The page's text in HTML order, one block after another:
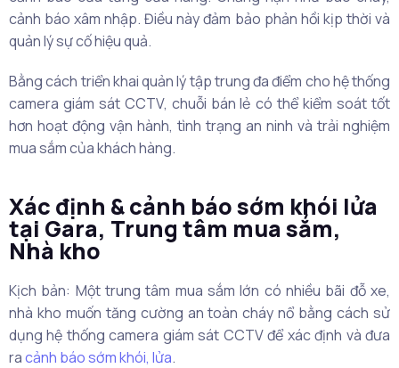
cảnh báo xâm nhập. Điều này đảm bảo phản hồi kịp thời và
quản lý sự cố hiệu quả.
Bằng cách triển khai quản lý tập trung đa điểm cho hệ thống
camera giám sát CCTV, chuỗi bán lẻ có thể kiểm soát tốt
hơn hoạt động vận hành, tình trạng an ninh và trải nghiệm
mua sắm của khách hàng.
Xác định & cảnh báo sớm khói lửa
tại Gara, Trung tâm mua sắm,
Nhà kho
Kịch bản: Một trung tâm mua sắm lớn có nhiều bãi đỗ xe,
nhà kho muốn tăng cường an toàn cháy nổ bằng cách sử
dụng hệ thống camera giám sát CCTV để xác định và đưa
racảnh báo sớm khói, lửa.